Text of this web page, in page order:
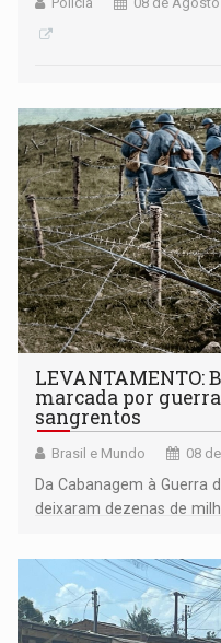
marcada por
sangrentos
Brasil e Mundo 08
Da Cabanagem à Guerra
deixaram dezenas de
territoriais e sociais